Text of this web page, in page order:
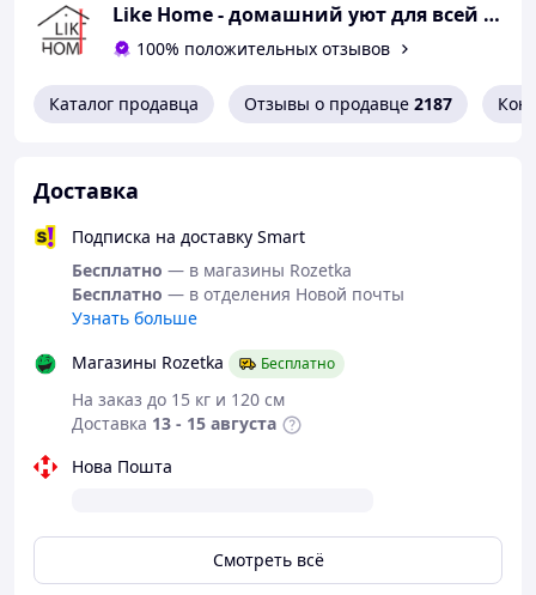
Like Home - домашний уют для всей семьи. Будьте как дома 🤗
100% положительных отзывов
Каталог продавца Отзывы о продавце 2187
Доставка
Подписка на доставку Smart
Бесплатно — в магазины Rozetka
Бесплатно — в отделения Новой почты
Узнать больше
Магазины Rozetka
Бесплатно
На заказ до 15 кг и 120 см
Доставка 13 - 15 августа
Нова Пошта
Смотреть всё